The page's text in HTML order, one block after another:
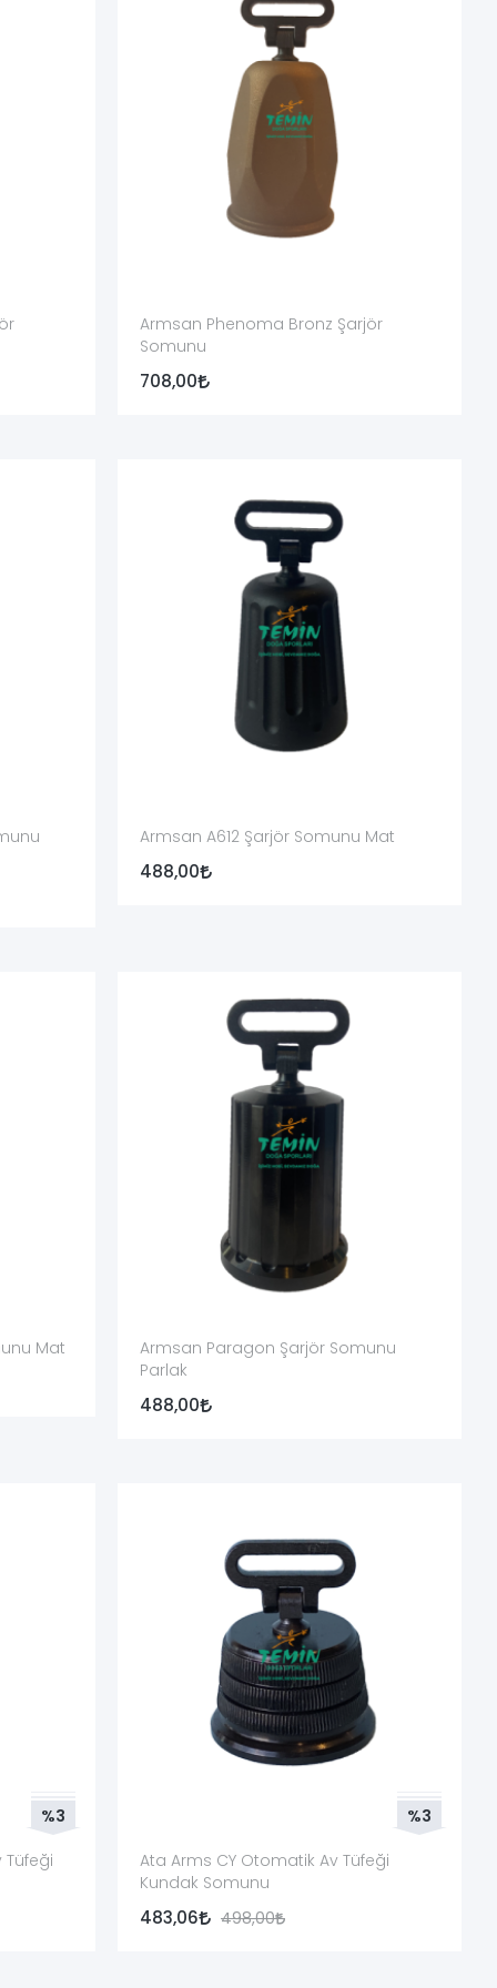
veya bağlantı düzeninin bir parçasıdır.
ve ürün kartında somunun pakete dâhil olmadığı
edilmelidir.
kontrol edilmelidir.
ise herhangi bir askı bağlantı noktası yoktur.
ürün fotoğrafına bakılarak askı aparatı bulunduğu
yüzeyiyle farklı bir bütünlük oluşturabilir.
Kaplama rengi parça uyumluluğunun göstergesi
metal parlatıcılarla temizlenmemelidir.
olarak kontrol edilmelidir. Mühimmat çalışma
sıkılmalıdır. Gevşek kalıp kalmadığı ilk kullanım
ya da uzman tüfek ustası tarafından kontrol edilmelidir.
Armsan Phenoma Bronz Şarjör
Somunu
708,00
Armsan A612 Şarjör Somunu Mat
488,00
Mat
Armsan Paragon Şarjör Somunu
Parlak
488,00
Tüfeği
%3
Ata Arms CY Otomatik Av Tüfeği
Kundak Somunu
483,06 498,00
%3